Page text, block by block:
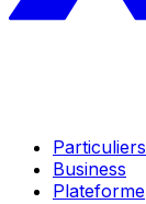
Particuliers
Business
Plateforme